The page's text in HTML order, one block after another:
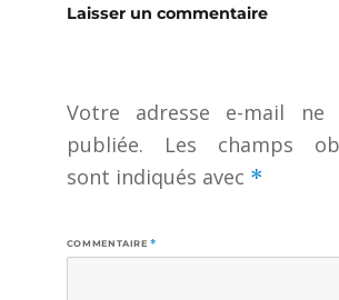
Laisser un commentaire
Votre adresse e-mail ne
publiée.
Les champs
sont indiqués avec *
COMMENTAIRE*